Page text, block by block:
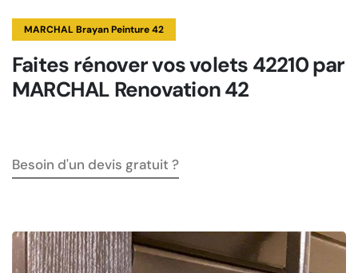
MARCHAL Brayan Peinture 42
Faites rénover vos volets 42210 par
MARCHAL Renovation 42
Besoin d'un devis gratuit ?